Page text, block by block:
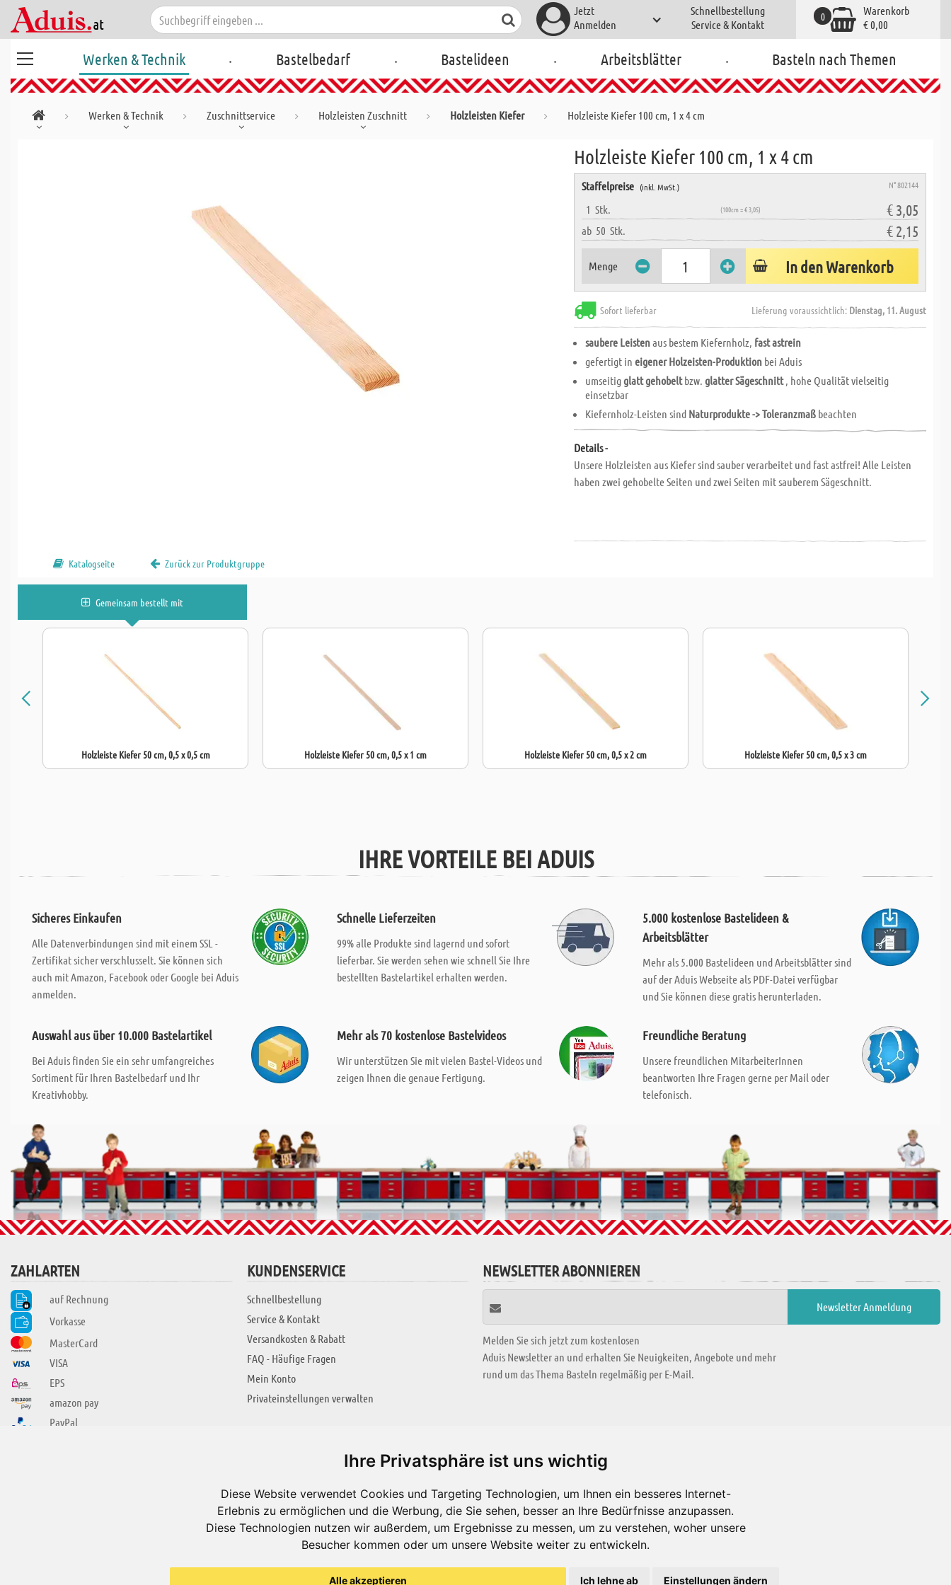
Ihre Privatsphäre ist uns wichtig
Diese Website verwendet Cookies und Targeting Technologien, um Ihnen ein besseres Internet-
Erlebnis zu ermöglichen und die Werbung, die Sie sehen, besser an Ihre Bedürfnisse anzupassen.
Diese Technologien nutzen wir außerdem, um Ergebnisse zu messen, um zu verstehen, woher unsere
Besucher kommen oder um unsere Website weiter zu entwickeln.
Alle akzeptieren Ich lehne ab Einstellungen ändern
Jetzt
Anmelden
Schnellbestellung
Service & Kontakt
Warenkorb
€ 0,00
0
Werken & Technik . Bastelbedarf . Bastelideen . Arbeitsblätter . Basteln nach Themen
Werken & Technik Zuschnittservice Holzleisten Zuschnitt Holzleisten Kiefer Holzleiste Kiefer 100 cm, 1 x 4 cm
Holzleiste Kiefer 100 cm, 1 x 4 cm
Staffelpreise (inkl. MwSt.) N° 802144
1Stk. (100cm = € 3,05) € 3,05
ab 50Stk. € 2,15
Menge In den Warenkorb
Sofort lieferbar Lieferung voraussichtlich: Dienstag, 11. August
saubere Leistenaus bestem Kiefernholz, fast astrein
gefertigt ineigener Holzeisten-Produktion bei Aduis
umseitigglatt gehobeltbzw.glatter Sägeschnitt, hohe Qualität vielseitig
einsetzbar
Kiefernholz-Leisten sind Naturprodukte -> Toleranzmaß beachten
Details -
Unsere Holzleisten aus Kiefer sind sauber verarbeitet und fast astfrei! Alle Leisten
haben zwei gehobelte Seiten und zwei Seiten mit sauberem Sägeschnitt.
Katalogseite Zurück zur Produktgruppe
Gemeinsam bestellt mit
Holzleiste Kiefer 50 cm, 0,5 x 0,5 cm Holzleiste Kiefer 50 cm, 0,5 x 1 cm Holzleiste Kiefer 50 cm, 0,5 x 2 cm Holzleiste Kiefer 50 cm, 0,5 x 3 cm
IHRE VORTEILE BEI ADUIS
Sicheres Einkaufen
Alle Datenverbindungen sind mit einem SSL -
Zertifikat sicher verschlusselt. Sie können sich
auch mit Amazon, Facebook oder Google bei Aduis
anmelden.
Schnelle Lieferzeiten
99% alle Produkte sind lagernd und sofort
lieferbar. Sie werden sehen wie schnell Sie Ihre
bestellten Bastelartikel erhalten werden.
5.000 kostenlose Bastelideen &
Arbeitsblätter
Mehr als 5.000 Bastelideen und Arbeitsblätter sind
auf der Aduis Webseite als PDF-Datei verfügbar
und Sie können diese gratis herunterladen.
Auswahl aus über 10.000 Bastelartikel
Bei Aduis finden Sie ein sehr umfangreiches
Sortiment für Ihren Bastelbedarf und Ihr
Kreativhobby.
Mehr als 70 kostenlose Bastelvideos
Wir unterstützen Sie mit vielen Bastel-Videos und
zeigen Ihnen die genaue Fertigung.
Freundliche Beratung
Unsere freundlichen MitarbeiterInnen
beantworten Ihre Fragen gerne per Mail oder
telefonisch.
ZAHLARTEN
auf Rechnung
Vorkasse
MasterCard
VISA
EPS
amazon pay
PayPal
KUNDENSERVICE
Schnellbestellung
Service & Kontakt
Versandkosten & Rabatt
FAQ - Häufige Fragen
Mein Konto
Privateinstellungen verwalten
NEWSLETTER ABONNIEREN
Melden Sie sich jetzt zum kostenlosen
Aduis Newsletter an und erhalten Sie Neuigkeiten, Angebote und mehr
rund um das Thema Basteln regelmäßig per E-Mail.
Jobs
Impressum
Datenschutzerklärung
KREATIV ZONE
Alle Videos
Bastelideen
Arbeitsblätter
Es gibt uns auch in